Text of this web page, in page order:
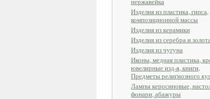
Изделия из пластика, гипса,
композиционной массы
Изделия из керамики
Изделия из серебра и
Изделия из чугуна
Иконы, медная пластика,
ювелирные изд-я, книги,
Предметы религиозного
Лампы керосиновые,
фонари, абажуры